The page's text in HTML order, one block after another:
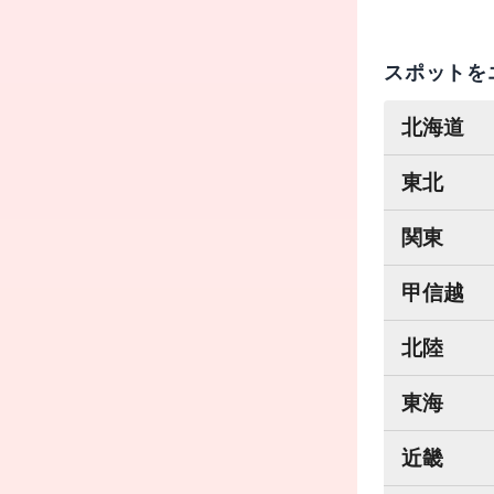
スポット
北海道
東北
関東
甲信越
北陸
東海
近畿